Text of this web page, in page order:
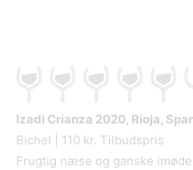
Izadi Crianza 2020, Rioja,
Bichel | 110 kr. Tilbudspris
Frugtig næse og ganske